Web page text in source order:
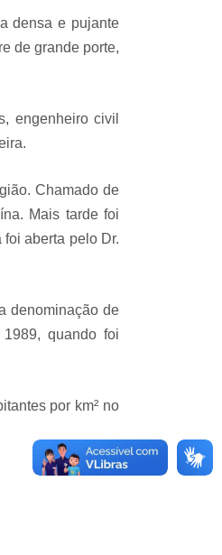
densa e pujante
de grande porte,
engenheiro civil
Chamado de
Mais tarde foi
aberta pelo Dr.
denominação de
quando foi
por km² no